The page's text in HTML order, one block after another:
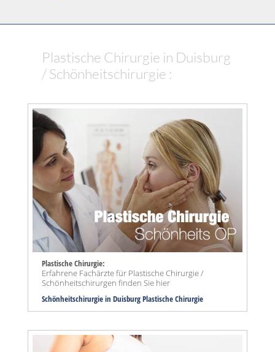
Plastische Chirurgie in Duisburg
/ Schönheitschirurgie :
Plastische Chirurgie:
Erfahrene Fachärzte für Plastische Chirurgie /
Schönheitschirurgen finden Sie hier
Schönheitschirurgie in Duisburg Plastische Chirurgie